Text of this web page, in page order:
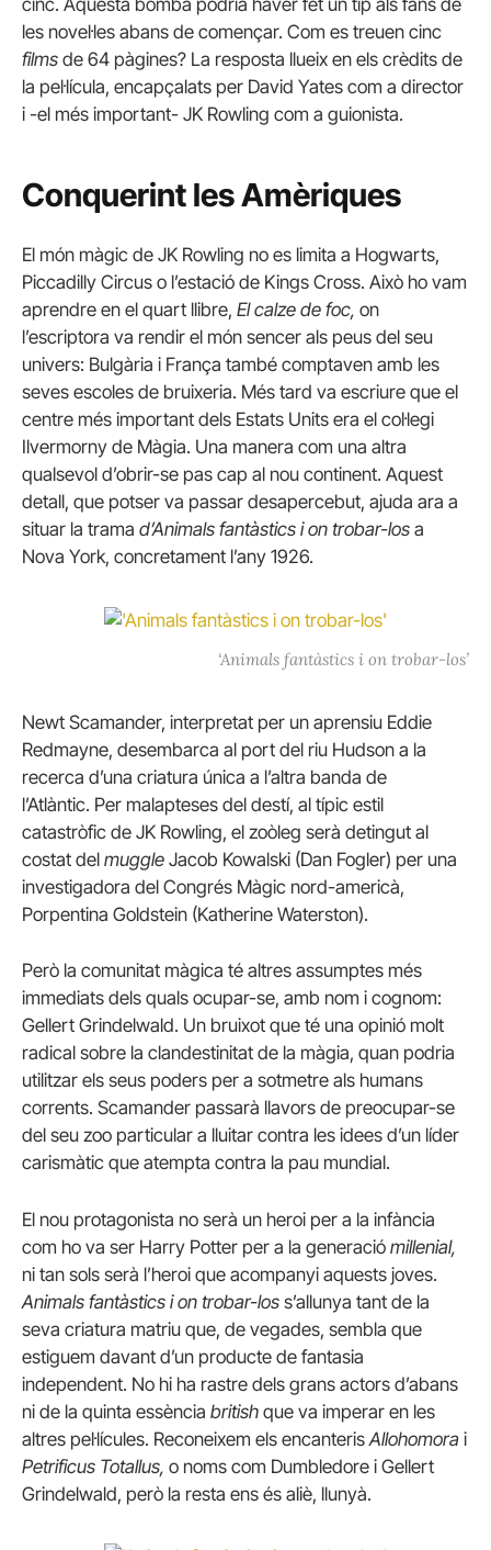
les novel·les abans de començar. Com es treuen cinc
films de 64 pàgines? La resposta llueix en els crèdits de
la pel·lícula, encapçalats per David Yates com a director
i -el més important- JK Rowling com a guionista.
Conquerint les Amèriques
El món màgic de JK Rowling no es limita a Hogwarts,
Piccadilly Circus o l’estació de Kings Cross. Això ho vam
aprendre en el quart llibre, El calze de foc, on
l’escriptora va rendir el món sencer als peus del seu
univers: Bulgària i França també comptaven amb les
seves escoles de bruixeria. Més tard va escriure que el
centre més important dels Estats Units era el col·legi
Ilvermorny de Màgia. Una manera com una altra
qualsevol d’obrir-se pas cap al nou continent. Aquest
detall, que potser va passar desapercebut, ajuda ara a
situar la trama d’Animals fantàstics i on trobar-los a
Nova York, concretament l’any 1926.
‘Animals fantàstics i on trobar-los’
Newt Scamander, interpretat per un aprensiu Eddie
Redmayne, desembarca al port del riu Hudson a la
recerca d’una criatura única a l’altra banda de
l’Atlàntic. Per malapteses del destí, al típic estil
catastròfic de JK Rowling, el zoòleg serà detingut al
costat del muggle Jacob Kowalski (Dan Fogler) per una
investigadora del Congrés Màgic nord-americà,
Porpentina Goldstein (Katherine Waterston).
Però la comunitat màgica té altres assumptes més
immediats dels quals ocupar-se, amb nom i cognom:
Gellert Grindelwald. Un bruixot que té una opinió molt
radical sobre la clandestinitat de la màgia, quan podria
utilitzar els seus poders per a sotmetre als humans
corrents. Scamander passarà llavors de preocupar-se
del seu zoo particular a lluitar contra les idees d’un líder
carismàtic que atempta contra la pau mundial.
El nou protagonista no serà un heroi per a la infància
com ho va ser Harry Potter per a la generació millenial,
ni tan sols serà l’heroi que acompanyi aquests joves.
Animals fantàstics i on trobar-los s’allunya tant de la
seva criatura matriu que, de vegades, sembla que
estiguem davant d’un producte de fantasia
independent. No hi ha rastre dels grans actors d’abans
ni de la quinta essència british que va imperar en les
altres pel·lícules. Reconeixem els encanteris Allohomora i
Petrificus Totallus, o noms com Dumbledore i Gellert
Grindelwald, però la resta ens és aliè, llunyà.